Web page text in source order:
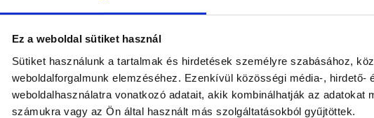
Ez a weboldal sütiket használ
Sütiket használunk a tartalmak és hirdetések személyre szabásához,
weboldalforgalmunk elemzéséhez. Ezenkívül közösségi média-,
weboldalhasználatra vonatkozó adatait, akik kombinálhatják az adatokat
számukra vagy az Ön által használt más szolgáltatásokból gyűjtöttek.
Application error: a client-side exception has occurred while loading